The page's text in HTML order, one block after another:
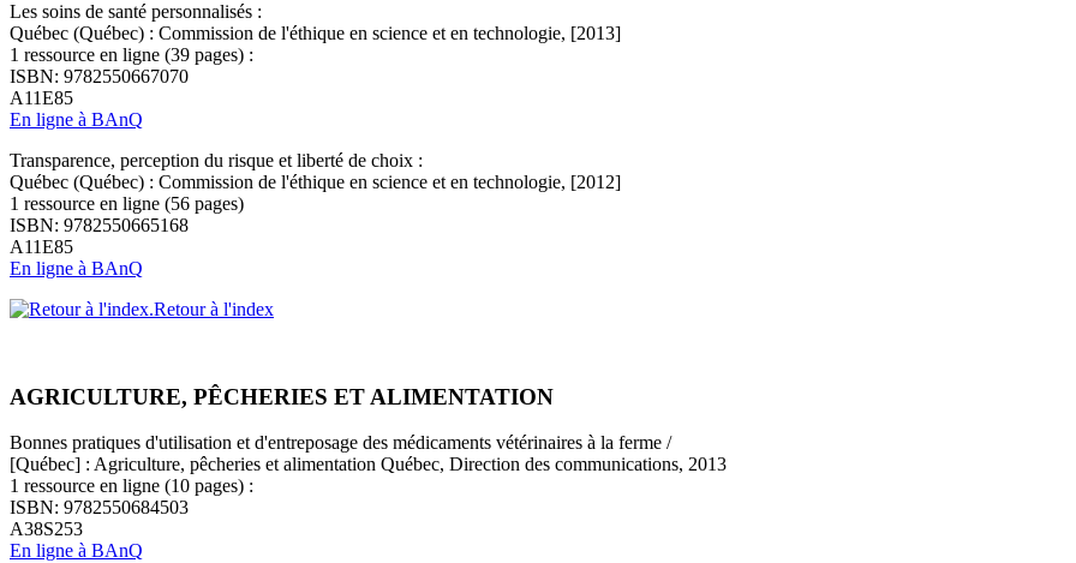
Les soins de santé personnalisés :
Québec (Québec) : Commission de l'éthique en science et en technologie, [2013]
1 ressource en ligne (39 pages) :
ISBN: 9782550667070
A11E85
En ligne à BAnQ
Transparence, perception du risque et liberté de choix :
Québec (Québec) : Commission de l'éthique en science et en technologie, [2012]
1 ressource en ligne (56 pages)
ISBN: 9782550665168
A11E85
En ligne à BAnQ
Retour à l'index
AGRICULTURE, PÊCHERIES ET ALIMENTATION
Bonnes pratiques d'utilisation et d'entreposage des médicaments vétérinaires à la ferme /
[Québec] : Agriculture, pêcheries et alimentation Québec, Direction des communications, 2013
1 ressource en ligne (10 pages) :
ISBN: 9782550684503
A38S253
En ligne à BAnQ